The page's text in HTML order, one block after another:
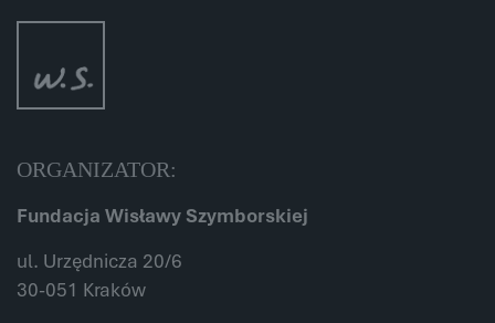
ORGANIZATOR:
Fundacja Wisławy Szymborskiej
ul. Urzędnicza 20/6
30-051 Kraków